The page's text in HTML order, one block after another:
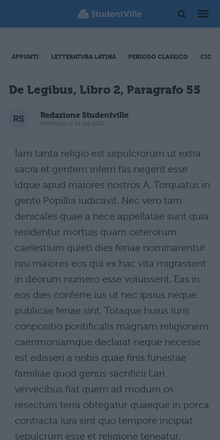
APPUNTI LETTERATURA LATINA PERIODO CLASSICO
De Legibus, Libro 2, Paragrafo 55
Redazione Studentville
Pubblicato il 14 lug 2014
Iam tanta religio est sepulcrorum ut extra
sacra et gentem inferri fas negent esse
idque apud maiores nostros A. Torquatus in
gente Popillia iudicavit. Nec vero tam
denicales quae a nece appellatae sunt quia
residentur mortuis quam ceterorum
caelestium quieti dies feriae nominarentur
nisi maiores eos qui ex hac vita migrassent
in deorum numero esse voluissent. Eas in
eos dies conferre ius ut nec ipsius neque
publicae feriae sint. Totaque huius iuris
conpositio pontificalis magnam religionem
caerimoniamque declarat neque necesse
est edisseri a nobis quae finis funestae
familiae quod genus sacrificii Lari
vervecibus fiat quem ad modum os
resectum terra obtegatur quaeque in porca
contracta iura sint quo tempore incipiat
sepulcrum esse et religione teneatur.